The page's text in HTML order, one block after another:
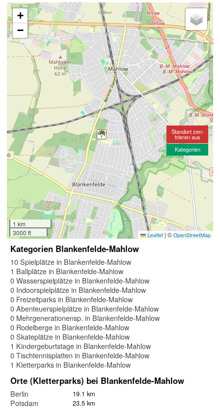
+
−
1 km
3000 ft
Leaflet | © OpenStreetMap
Standort zen-
trieren aus
Kategorien
Kategorien Blankenfelde-Mahlow
10 Spielplätze in Blankenfelde-Mahlow
1 Ballplätze in Blankenfelde-Mahlow
0 Wasserspielplätze in Blankenfelde-Mahlow
0 Indoorspielplätze in Blankenfelde-Mahlow
0 Freizeitparks in Blankenfelde-Mahlow
0 Abenteuerspielplätze in Blankenfelde-Mahlow
0 Mehrgenerationensp. in Blankenfelde-Mahlow
0 Rodelberge in Blankenfelde-Mahlow
0 Skateplätze in Blankenfelde-Mahlow
1 Kindergeburtstage in Blankenfelde-Mahlow
0 Tischtennisplatten in Blankenfelde-Mahlow
1 Kletterparks in Blankenfelde-Mahlow
Orte (Kletterparks) bei Blankenfelde-Mahlow
Berlin 19.1 km
Potsdam 23.5 km